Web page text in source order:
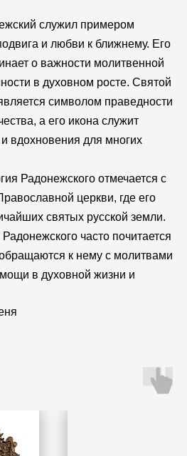
служил примером
и любви к ближнему. Его
о важности молитвенной
в духовном росте. Святой
символом праведности
а его икона служит
вдохновения для многих
Радонежского отмечается с
церкви, где его
святых русской земли.
часто почитается
к нему с молитвами
в духовной жизни и